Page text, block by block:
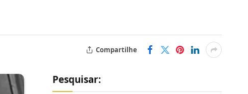
Compartilhe
Pesquisar: